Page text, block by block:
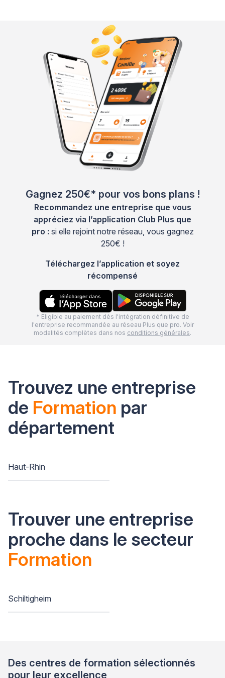
Gagnez 250€* pour vos bons plans !
Recommandez une entreprise que vous
appréciez via l’application Club Plus que
pro : si elle rejoint notre réseau, vous gagnez
250€ !
Téléchargez l’application et soyez
récompensé
* Eligible au paiement dès l'intégration définitive de
l'entreprise recommandée au réseau Plus que pro. Voir
modalités complètes dans nos conditions générales.
Trouvez une entreprise
de Formation par
département
Haut-Rhin
Trouver une entreprise
proche dans le secteur
Formation
Schiltigheim
Des centres de formation sélectionnés
pour leur excellence